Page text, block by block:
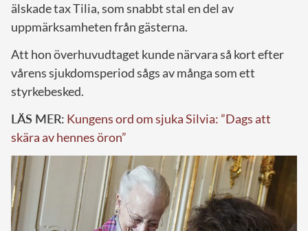
älskade tax Tilia, som snabbt stal en del av
uppmärksamheten från gästerna.
Att hon överhuvudtaget kunde närvara så kort efter
vårens sjukdomsperiod sågs av många som ett
styrkebesked.
LÄS MER: Kungens ord om sjuka Silvia: ”Dags att
skära av hennes öron”